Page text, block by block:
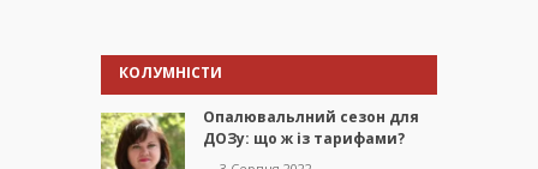
КОЛУМНІСТИ
Опалювальлний сезон для
ДОЗу: що ж із тарифами?